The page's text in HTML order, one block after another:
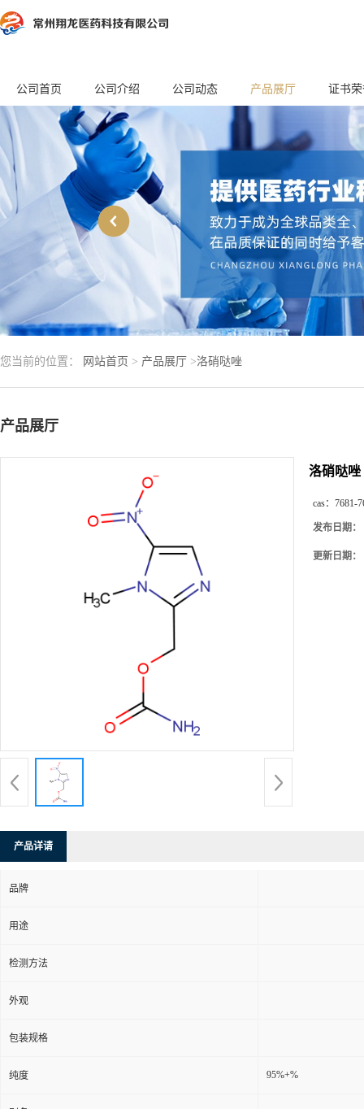
公司首页 公司介绍 公司动态 产品展厅 证书
您当前的位置： 网站首页 > 产品展厅 >洛硝哒唑
产品展厅
洛硝哒唑
cas： 7681-
发布日期：
更新日期：
产品详请
品牌
用途
检测方法
外观
包装规格
纯度 95%+%